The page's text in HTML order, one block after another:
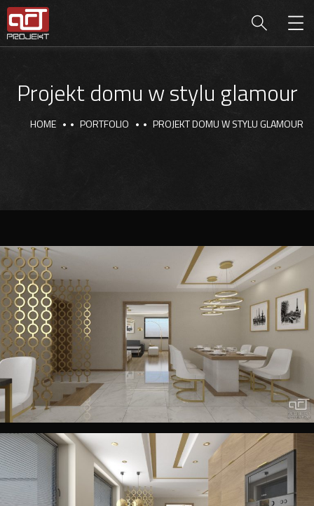
Projekt domu w stylu glamour
HOME PORTFOLIO PROJEKT DOMU W STYLU GLAMOUR